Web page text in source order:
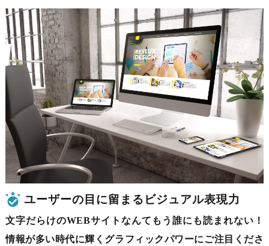
ユーザーの目に留まるビジュアル表現力
文字だらけのWEBサイトなんてもう誰にも読まれない！
情報が多い時代に輝くグラフィックパワーにご注目くださ